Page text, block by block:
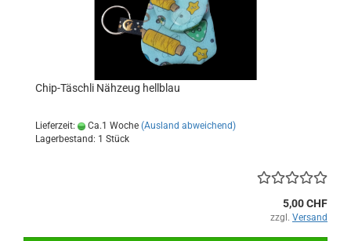
Chip-Täschli Nähzeug hellblau
Lieferzeit: Ca.1 Woche (Ausland abweichend)
Lagerbestand: 1 Stück
5,00 CHF
zzgl. Versand